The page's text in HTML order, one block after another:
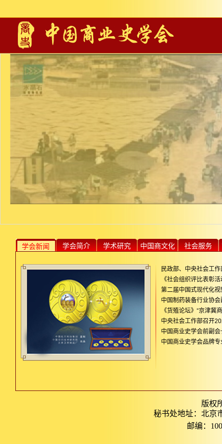
学会新闻 学会简介 学术研究 中国商文化 社会服务
民政部、中央社会工
《社会组织评比表彰
第二届中国式现代化
中国制药装备行业协
《货殖论坛》“京津冀
中央社会工作部召开
中国商业史学会前副
中国商业史学会品牌
版权
秘书处地址：北京
邮编：